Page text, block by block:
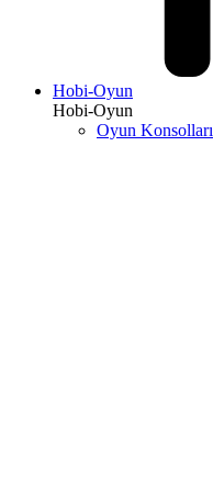
Hobi-Oyun
Hobi-Oyun
Oyun Konsolları